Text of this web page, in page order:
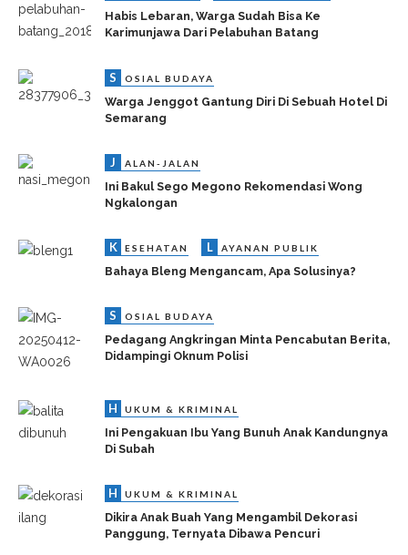
Habis Lebaran, Warga Sudah Bisa Ke
Karimunjawa Dari Pelabuhan Batang
S OSIAL BUDAYA
Warga Jenggot Gantung Diri Di Sebuah Hotel Di
Semarang
J ALAN-JALAN
Ini Bakul Sego Megono Rekomendasi Wong
Ngkalongan
K ESEHATAN L AYANAN PUBLIK
Bahaya Bleng Mengancam, Apa Solusinya?
S OSIAL BUDAYA
Pedagang Angkringan Minta Pencabutan Berita,
Didampingi Oknum Polisi
H UKUM & KRIMINAL
Ini Pengakuan Ibu Yang Bunuh Anak Kandungnya
Di Subah
H UKUM & KRIMINAL
Dikira Anak Buah Yang Mengambil Dekorasi
Panggung, Ternyata Dibawa Pencuri